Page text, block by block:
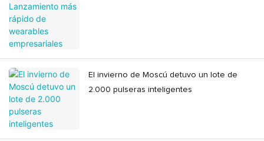
El invierno de Moscú detuvo un lote de
2.000 pulseras inteligentes